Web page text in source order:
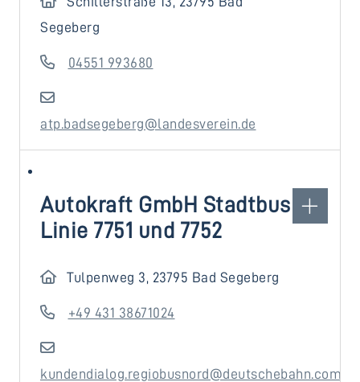
Segeberg
04551 993680
atp.badsegeberg@landesverein.de
Autokraft GmbH Stadtbus
Linie 7751 und 7752
Tulpenweg 3, 23795 Bad Segeberg
+49 431 38671024
kundendialog.regiobusnord@deutschebahn.com